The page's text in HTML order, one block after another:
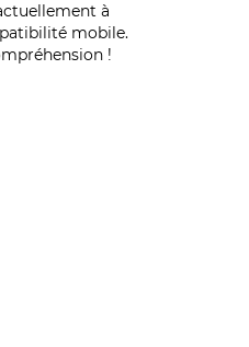
à
mobile.
!